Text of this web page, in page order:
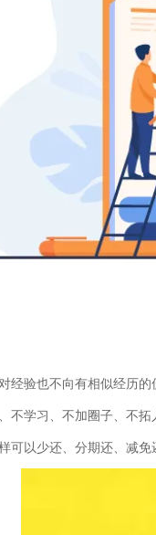
验也不向有相似经历的
学习、不加圈子、不
可以少还、分期还、减